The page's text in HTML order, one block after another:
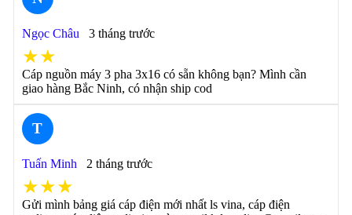
Ngọc Châu 3 tháng trước
★★
Cáp nguồn máy 3 pha 3x16 có sẵn không bạn? Mình cần
giao hàng Bắc Ninh, có nhận ship cod
T
Tuấn Minh 2 tháng trước
★★★
Gửi mình bảng giá cáp điện mới nhất ls vina, cáp điện